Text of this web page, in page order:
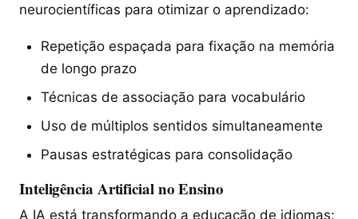
neurocientíficas para otimizar o aprendizado:
Repetição espaçada para fixação na memória
de longo prazo
Técnicas de associação para vocabulário
Uso de múltiplos sentidos simultaneamente
Pausas estratégicas para consolidação
Inteligência Artificial no Ensino
A IA está transformando a educação de idiomas: